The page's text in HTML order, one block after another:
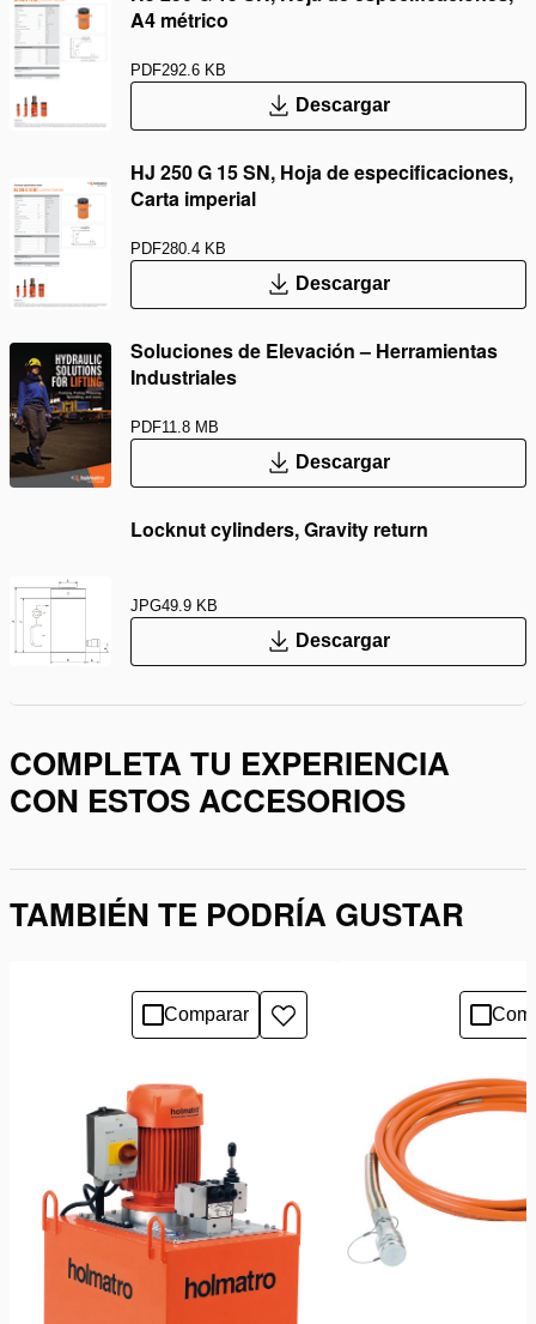
A4 métrico
PDF292.6 KB
Descargar
HJ 250 G 15 SN, Hoja de especificaciones,
Carta imperial
PDF280.4 KB
Descargar
Soluciones de Elevación – Herramientas
Industriales
PDF11.8 MB
Descargar
Locknut cylinders, Gravity return
JPG49.9 KB
Descargar
COMPLETA TU EXPERIENCIA
CON ESTOS ACCESORIOS
TAMBIÉN TE PODRÍA GUSTAR
Comparar
Añadir
a